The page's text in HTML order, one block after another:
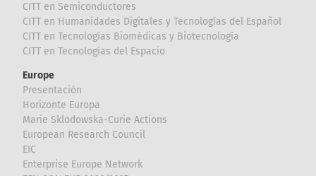
CITT en Semiconductores
CITT en Humanidades Digitales y Tecnologías del Español
CITT en Tecnologías Biomédicas y Biotecnología
CITT en Tecnologías del Espacio
Europe
Presentación
Horizonte Europa
Marie Sklodowska-Curie Actions
European Research Council
EIC
Enterprise Europe Network